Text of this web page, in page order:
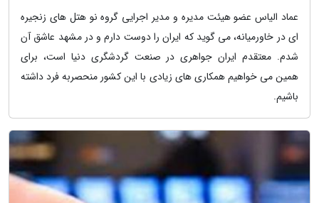
عماد الیاس عضو هیئت مدیره و مدیر اجرایی گروه نو هتل های زنجیره
ای در خاورمیانه، می گوید که ایران را دوست دارم و در مشهد عاشق آن
شدم. معتقدم ایران جواهری در صنعت گردشگری دنیا است، برای
همین می خواهیم همکاری های زیادی با این کشور منحصربه فرد داشته
باشیم.